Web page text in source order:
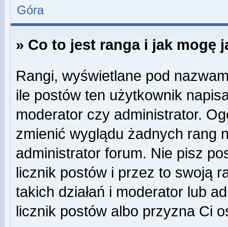
Góra
» Co to jest ranga i jak mogę
Rangi, wyświetlane pod
ile postów ten użytkownik
moderator czy administrator.
zmienić wyglądu żadnych rang
administrator forum. Nie pisz
licznik postów i przez to swoją
takich działań i moderator lub
licznik postów albo przyzna Ci